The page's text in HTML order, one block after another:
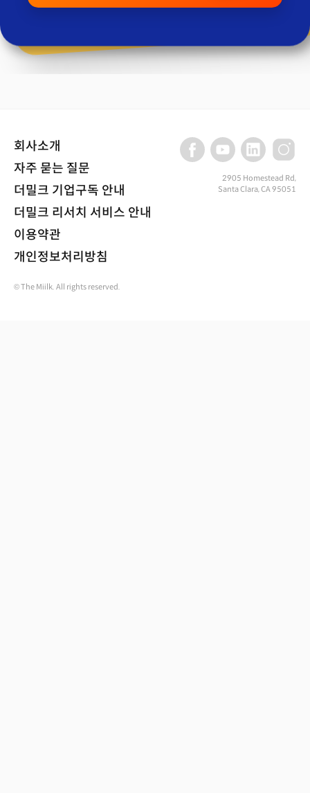
회사소개
자주 묻는 질문
더밀크 기업구독 안내
더밀크 리서치 서비스 안내
이용약관
개인정보처리방침
2905 Homestead Rd,
Santa Clara, CA 95051
© The Miilk. All rights reserved.